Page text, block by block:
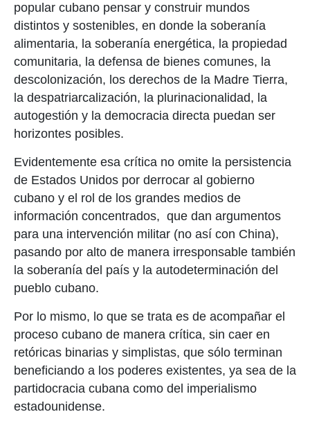
popular cubano pensar y construir mundos
distintos y sostenibles, en donde la soberanía
alimentaria, la soberanía energética, la propiedad
comunitaria, la defensa de bienes comunes, la
descolonización, los derechos de la Madre Tierra,
la despatriarcalización, la plurinacionalidad, la
autogestión y la democracia directa puedan ser
horizontes posibles.
Evidentemente esa crítica no omite la persistencia
de Estados Unidos por derrocar al gobierno
cubano y el rol de los grandes medios de
información concentrados, que dan argumentos
para una intervención militar (no así con China),
pasando por alto de manera irresponsable también
la soberanía del país y la autodeterminación del
pueblo cubano.
Por lo mismo, lo que se trata es de acompañar el
proceso cubano de manera crítica, sin caer en
retóricas binarias y simplistas, que sólo terminan
beneficiando a los poderes existentes, ya sea de la
partidocracia cubana como del imperialismo
estadounidense.